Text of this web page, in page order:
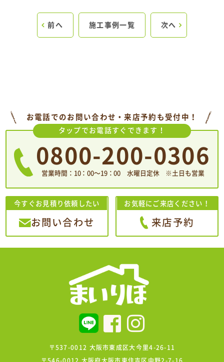
前へ 施工事例一覧 次へ
お電話でのお問い合わせ・来店予約も受付中！
タップでお電話すぐできます！
0800-200-0306
営業時間：10：00〜19：00 水曜日定休 ※土日も営業
今すぐお見積り依頼したい
お問い合わせ
お気軽にご来店ください！
来店予約
〒537-0012 大阪市東成区大今里4-26-11
〒546-0012 大阪府大阪市東住吉区中野2-7-16